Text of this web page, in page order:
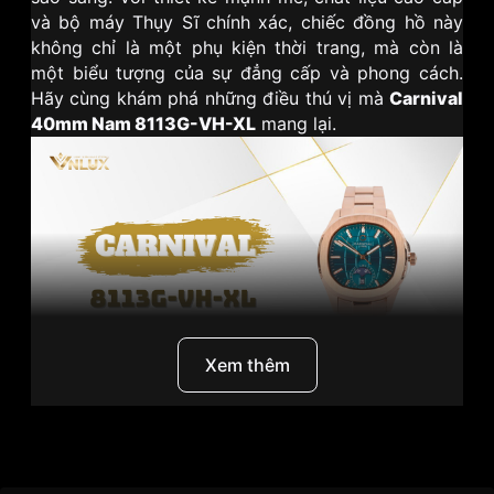
và bộ máy Thụy Sĩ chính xác, chiếc đồng hồ này
không chỉ là một phụ kiện thời trang, mà còn là
một biểu tượng của sự đẳng cấp và phong cách.
Hãy cùng khám phá những điều thú vị mà Carnival
40mm Nam 8113G-VH-XL mang lại.
Xem thêm